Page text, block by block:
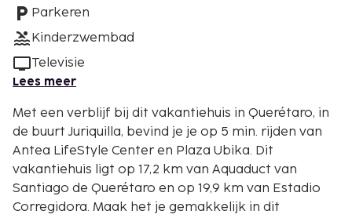
Parkeren
Kinderzwembad
Televisie
Lees meer
Met een verblijf bij dit vakantiehuis in Querétaro, in
de buurt Juriquilla, bevind je je op 5 min. rijden van
Antea LifeStyle Center en Plaza Ubika. Dit
vakantiehuis ligt op 17,2 km van Aquaduct van
Santiago de Querétaro en op 19,9 km van Estadio
Corregidora. Maak het je gemakkelijk in dit